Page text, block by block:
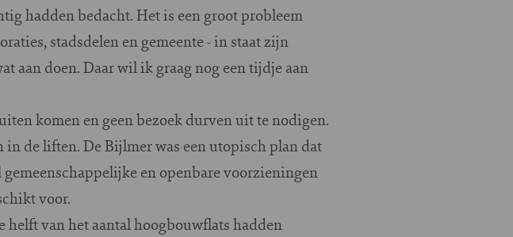
hadden bedacht. Het is een groot probleem
stadsdelen en gemeente - in staat zijn
aan doen. Daar wil ik graag nog een tijdje aan
komen en geen bezoek durven uit te nodigen.
de liften. De Bijlmer was een utopisch plan dat
en openbare voorzieningen
voor.
helft van het aantal hoogbouwflats hadden